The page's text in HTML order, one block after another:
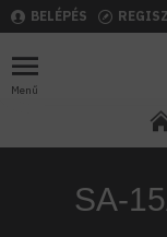
BELÉPÉS
SA-